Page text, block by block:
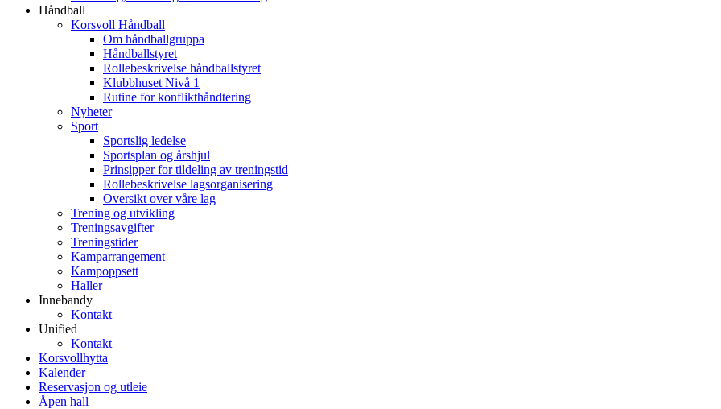
Håndball
Korsvoll Håndball
Om håndballgruppa
Håndballstyret
Rollebeskrivelse håndballstyret
Klubbhuset Nivå 1
Rutine for konflikthåndtering
Nyheter
Sport
Sportslig ledelse
Sportsplan og årshjul
Prinsipper for tildeling av treningstid
Rollebeskrivelse lagsorganisering
Oversikt over våre lag
Trening og utvikling
Treningsavgifter
Treningstider
Kamparrangement
Kampoppsett
Haller
Innebandy
Kontakt
Unified
Kontakt
Korsvollhytta
Kalender
Reservasjon og utleie
Åpen hall